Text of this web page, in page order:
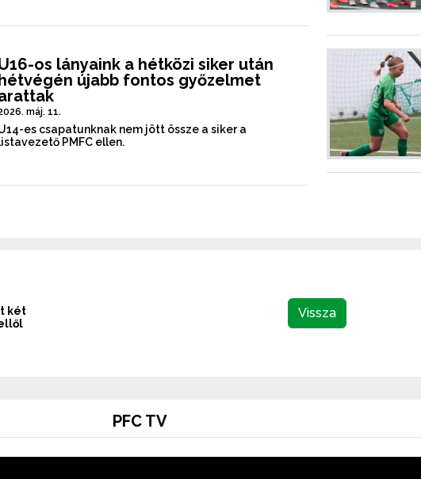
os lányaink a hétközi siker után
újabb fontos győzelmet
máj. 11.
es csapatunknak nem jött össze a siker a
PMFC ellen.
két
Vissza
PFC TV